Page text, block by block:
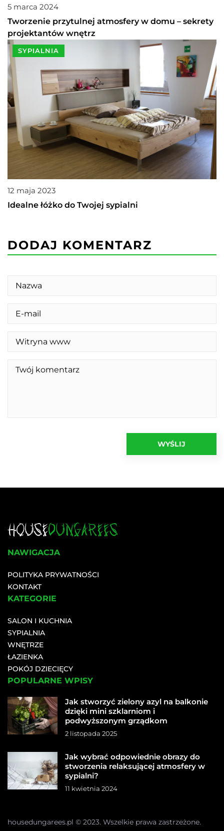
5 marca 2024
Tworzenie przytulnej atmosfery w domu – sekrety
projektantów wnętrz
SYPIALNIA
12 maja 2023
Idealne łóżko do Twojej sypialni
DODAJ KOMENTARZ
NAWIGACJA
POLITYKA PRYWATNOŚCI
KONTAKT
KATEGORIE
SALON I KUCHNIA
SYPIALNIA
WNĘTRZE
ŁAZIENKA
POKÓJ DZIECIĘCY
POPULARNE WPISY
Jak stworzyć zielony azyl na balkonie
dzięki mini szklarniom i
podwyższonym grządkom
2 listopada 2025
Jak wybrać odpowiednie obrazy do
stworzenia relaksującej atmosfery w
sypialni?
11 kwietnia 2024
housedungarees.pl © 2023. Wszelkie prawa zastrzeżone.